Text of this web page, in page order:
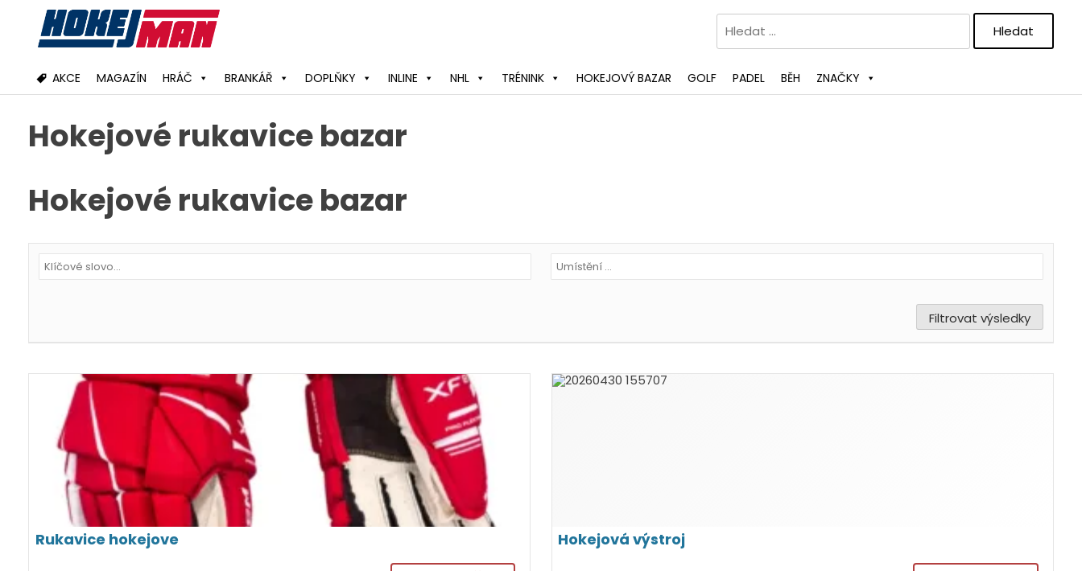
content
Vyhledávání
AKCE MAGAZÍN HRÁČ BRANKÁŘ DOPLŇKY INLINE NHL TRÉNINK HOKEJOVÝ BAZAR GOLF PADEL BĚH ZNAČKY
Hokejové rukavice bazar
Hokejové rukavice bazar
Rukavice hokejove Hokejová výstroj